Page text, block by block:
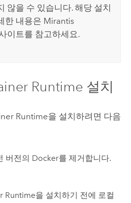
않을 수 있습니다. 해당 설치
한 내용은 Mirantis
이트를 참고하세요.
Runtime 설치
Runtime을 설치하려면 다음
버전의 Docker를 제거합니다.
Runtime을 설치하기 전에 로컬